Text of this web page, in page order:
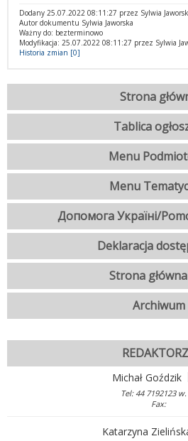
Dodany 25.07.2022 08:11:27 przez Sylwia
Autor dokumentu Sylwia Jaworska
Ważny do: bezterminowo
Modyfikacja: 25.07.2022 08:11:27 przez Sylwia
Historia zmian [0]
Strona
Tablica
Menu
Menu
Допомога Україні/
Deklaracja
Strona
Archiwum
Michał Goździk
Tel: 44 7192123
Fax:
Katarzyna